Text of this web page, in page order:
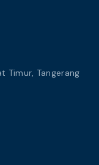
Timur, Tangerang